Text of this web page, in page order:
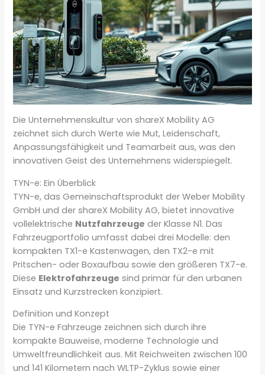
Die Unternehmenskultur von shareX Mobility AG
zeichnet sich durch Werte wie Mut, Leidenschaft,
Anpassungsfähigkeit und Teamarbeit aus, was den
innovativen Geist des Unternehmens widerspiegelt.
TYN-e: Ein Überblick
TYN-e, das Gemeinschaftsprodukt der Weber Mobility
GmbH und der shareX Mobility AG, bietet innovative
vollelektrische Nutzfahrzeuge der Klasse N1. Das
Fahrzeugportfolio umfasst dabei drei Modelle: den
kompakten TX1-e Kastenwagen, den TX2-e mit
Pritschen- oder Boxaufbau sowie den größeren TX7-e.
Diese Elektrofahrzeuge sind primär für den urbanen
Einsatz und Kurzstrecken konzipiert.
Definition und Konzept
Die TYN-e Fahrzeuge zeichnen sich durch ihre
kompakte Bauweise, moderne Technologie und
Umweltfreundlichkeit aus. Mit Reichweiten zwischen 100
und 141 Kilometern nach WLTP-Zyklus sowie einer